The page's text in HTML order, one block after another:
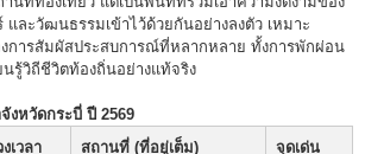
และวัฒนธรรมเข้าไว้ด้วยกันอย่างลงตัว เหมาะ
การสัมผัสประสบการณ์ที่หลากหลาย ทั้งการพักผ่อน
รู้วิถีชีวิตท้องถิ่นอย่างแท้จริง
งหวัดกระบี่ ปี 2569
เวลา สถานที่ (ที่อยู่เต็ม) จุดเด่น